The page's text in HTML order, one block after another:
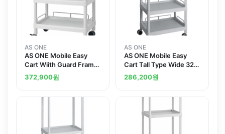
AS ONE
AS ONE Mobile Easy
Cart Wiith Guard Frame
Gray 3 Sages 651 x 447
x 830 ME21F
372,900원
AS ONE
AS ONE Mobile Easy
Cart Tall Type Wide 32
Gray 3 Sages Wiith
Guard Frame ME32H
286,200원